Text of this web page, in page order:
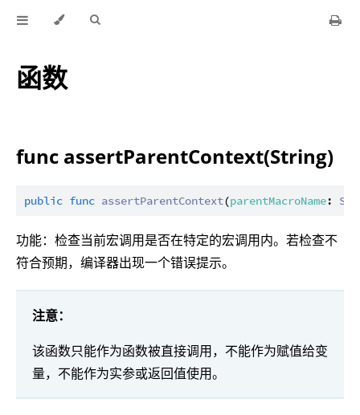
函数
func assertParentContext(String)
public func assertParentContext(parentMacroName:
功能：检查当前宏调用是否在特定的宏调用内。若检查不
符合预期，编译器出现一个错误提示。
注意：
该函数只能作为函数被直接调用，不能作为赋值给变
量，不能作为实参或返回值使用。